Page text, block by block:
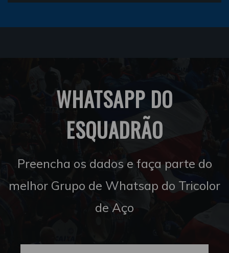
WHATSAPP DO
ESQUADRÃO
Preencha os dados e faça parte do
melhor Grupo de Whatsap do Tricolor
de Aço